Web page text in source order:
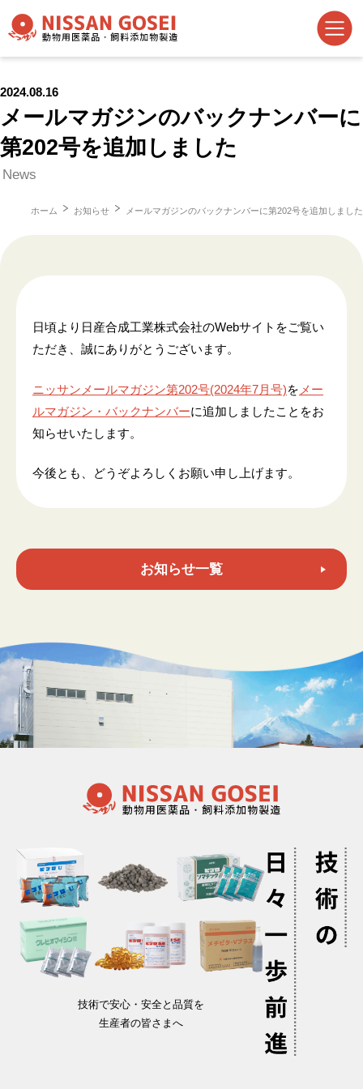
2024.08.16
メールマガジンのバックナンバーに
第202号を追加しました
News
ホーム お知らせ メールマガジンのバックナンバーに第202号を追加しました
日頃より日産合成工業株式会社のWebサイトをご覧い
ただき、誠にありがとうございます。
ニッサンメールマガジン第202号(2024年7月号)を メー
ルマガジン・バックナンバーに追加しましたことをお
知らせいたします。
今後とも、どうぞよろしくお願い申し上げます。
お知らせ一覧
技術で安心・安全と品質を
生産者の皆さまへ